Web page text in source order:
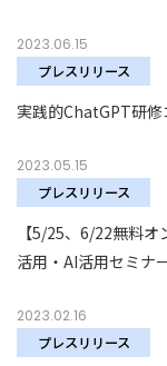
2023.06.15
プレスリリース
実践的ChatGPT研修
2023.05.15
プレスリリース
【5/25、6/22無料
活用・AI活用セミナ
2023.02.16
プレスリリース